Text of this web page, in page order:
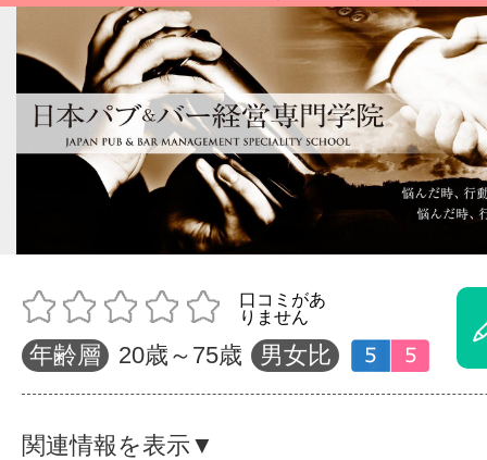
通信講座を
体験レッス
やりたいこ
特集をみる
年齢層 20歳～75歳 男女比
関連情報を表示▼